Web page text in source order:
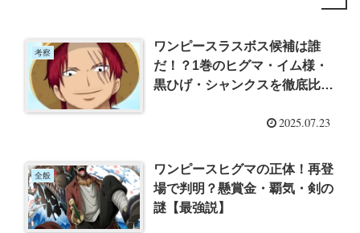
考察
ワンピースラスボス候補は誰
だ！？1巻のヒグマ・イム様・
黒ひげ・シャンクスを徹底比
2025.07.23
全般
ワンピースヒグマの正体！再登
場で判明？懸賞金・覇気・剣の
謎【最強説】